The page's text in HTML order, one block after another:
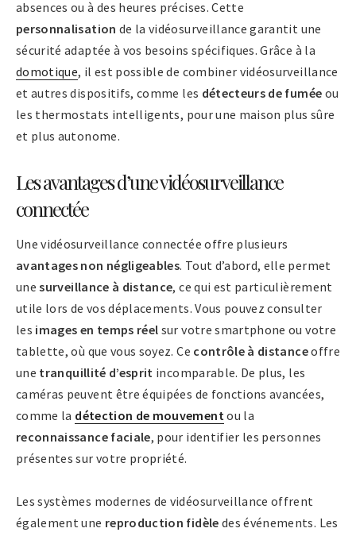
absences ou à des heures précises. Cette
personnalisation de la vidéosurveillance garantit une
sécurité adaptée à vos besoins spécifiques. Grâce à la
domotique, il est possible de combiner vidéosurveillance
et autres dispositifs, comme les détecteurs de fumée ou
les thermostats intelligents, pour une maison plus sûre
et plus autonome.
Les avantages d’une vidéosurveillance
connectée
Une vidéosurveillance connectée offre plusieurs
avantages non négligeables. Tout d’abord, elle permet
unesurveillance à distance, ce qui est particulièrement
utile lors de vos déplacements. Vous pouvez consulter
les images en temps réel sur votre smartphone ou votre
tablette, où que vous soyez. Ce contrôle à distanceoffre
une tranquillité d’esprit incomparable. De plus, les
caméras peuvent être équipées de fonctions avancées,
comme la détection de mouvement ou la
reconnaissance faciale, pour identifier les personnes
présentes sur votre propriété.
Les systèmes modernes de vidéosurveillance offrent
également une reproduction fidèle des événements. Les